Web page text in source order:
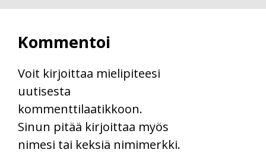
Kommentoi
Voit kirjoittaa mielipiteesi
uutisesta
kommenttilaatikkoon.
Sinun pitää kirjoittaa myös
nimesi tai keksiä nimimerkki.